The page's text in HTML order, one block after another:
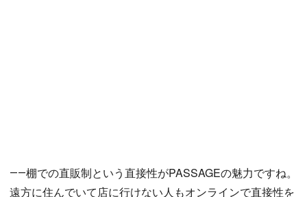
――棚での直販制という直接性がPASSAGEの魅力ですね。
遠方に住んでいて店に行けない人もオンラインで直接性を